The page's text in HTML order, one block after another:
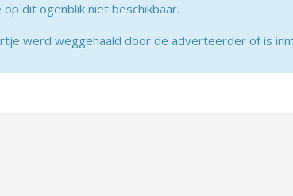
dit ogenblik niet beschikbaar.
werd weggehaald door de adverteerder of is